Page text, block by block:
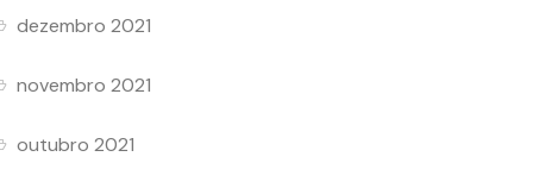
dezembro 2021
novembro 2021
outubro 2021